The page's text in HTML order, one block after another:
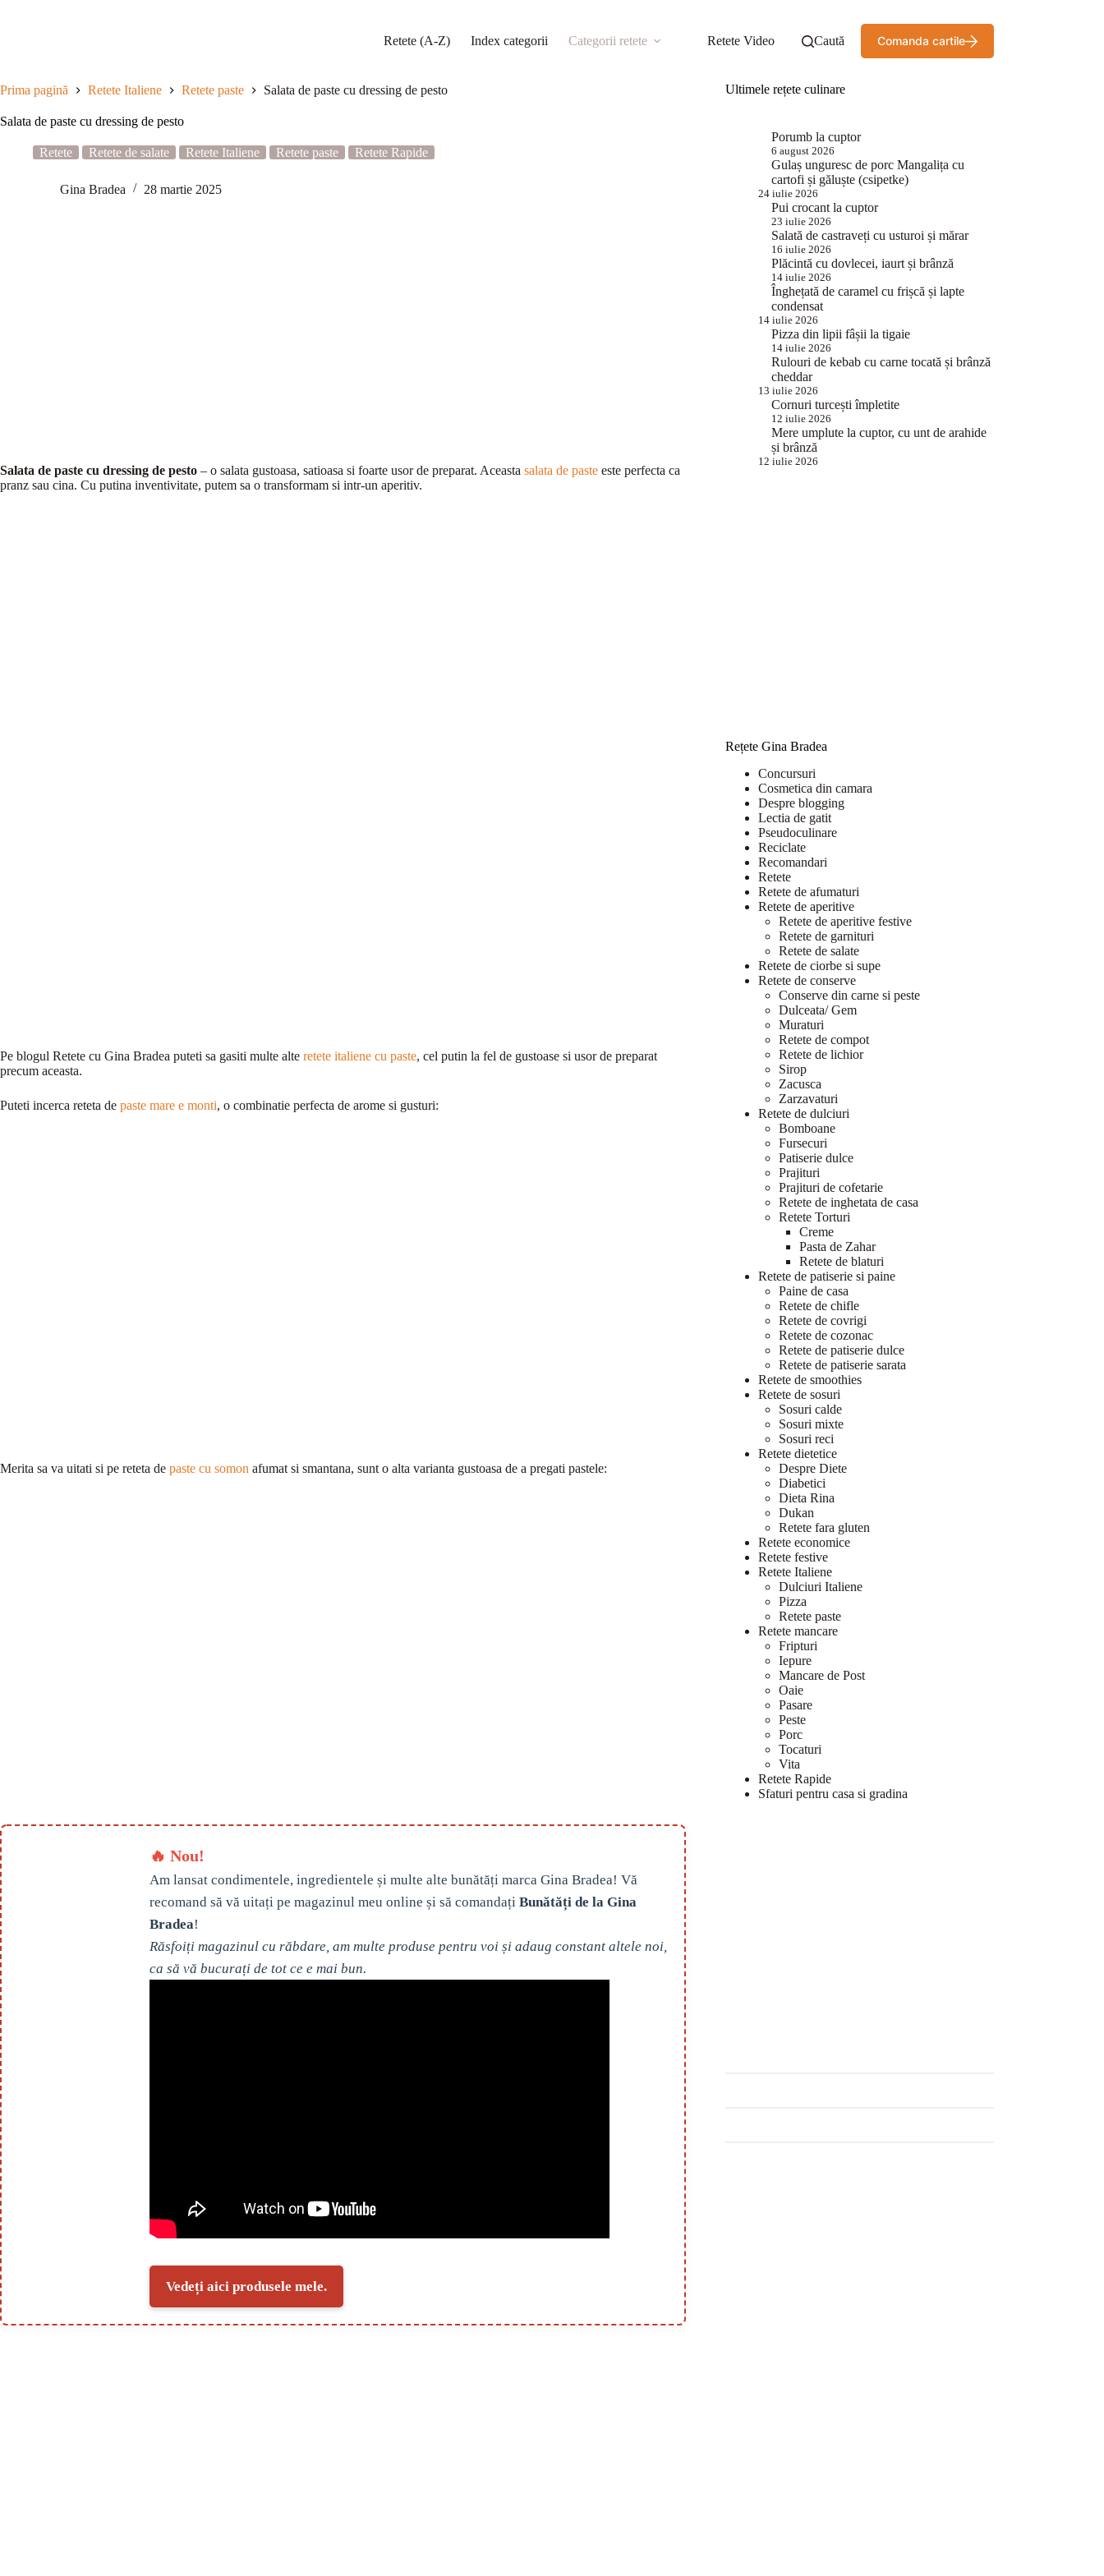
Retete (A-Z) Index categorii Categorii retete Retete Video Caută Comanda cartile
Prima pagină Retete Italiene Retete paste Salata de paste cu dressing de pesto
Salata de paste cu dressing de pesto
Retete Retete de salate Retete Italiene Retete paste Retete Rapide
Gina Bradea 28 martie 2025
Salata de paste cu dressing de pesto – o salata gustoasa, satioasa si foarte usor de preparat. Aceasta salata de paste este perfecta ca
pranz sau cina. Cu putina inventivitate, putem sa o transformam si intr-un aperitiv.
Pe blogul Retete cu Gina Bradea puteti sa gasiti multe alte retete italiene cu paste, cel putin la fel de gustoase si usor de preparat
precum aceasta.
Puteti incerca reteta de paste mare e monti, o combinatie perfecta de arome si gusturi:
Merita sa va uitati si pe reteta de paste cu somon afumat si smantana, sunt o alta varianta gustoasa de a pregati pastele:
🔥 Nou!
Am lansat condimentele, ingredientele și multe alte bunătăți marca Gina Bradea! Vă
recomand să vă uitați pe magazinul meu online și să comandați Bunătăți de la Gina
Bradea!
Răsfoiți magazinul cu răbdare, am multe produse pentru voi și adaug constant altele noi,
ca să vă bucurați de tot ce e mai bun.
Vedeți aici produsele mele.
Ultimele rețete culinare
Porumb la cuptor
6 august 2026
Gulaș unguresc de porc Mangalița cu
cartofi și găluște (csipetke)
24 iulie 2026
Pui crocant la cuptor
23 iulie 2026
Salată de castraveți cu usturoi și mărar
16 iulie 2026
Plăcintă cu dovlecei, iaurt și brânză
14 iulie 2026
Înghețată de caramel cu frișcă și lapte
condensat
14 iulie 2026
Pizza din lipii fâșii la tigaie
14 iulie 2026
Rulouri de kebab cu carne tocată și brânză
cheddar
13 iulie 2026
Cornuri turcești împletite
12 iulie 2026
Mere umplute la cuptor, cu unt de arahide
și brânză
12 iulie 2026
Rețete Gina Bradea
Concursuri
Cosmetica din camara
Despre blogging
Lectia de gatit
Pseudoculinare
Reciclate
Recomandari
Retete
Retete de afumaturi
Retete de aperitive
Retete de aperitive festive
Retete de garnituri
Retete de salate
Retete de ciorbe si supe
Retete de conserve
Conserve din carne si peste
Dulceata/ Gem
Muraturi
Retete de compot
Retete de lichior
Sirop
Zacusca
Zarzavaturi
Retete de dulciuri
Bomboane
Fursecuri
Patiserie dulce
Prajituri
Prajituri de cofetarie
Retete de inghetata de casa
Retete Torturi
Creme
Pasta de Zahar
Retete de blaturi
Retete de patiserie si paine
Paine de casa
Retete de chifle
Retete de covrigi
Retete de cozonac
Retete de patiserie dulce
Retete de patiserie sarata
Retete de smoothies
Retete de sosuri
Sosuri calde
Sosuri mixte
Sosuri reci
Retete dietetice
Despre Diete
Diabetici
Dieta Rina
Dukan
Retete fara gluten
Retete economice
Retete festive
Retete Italiene
Dulciuri Italiene
Pizza
Retete paste
Retete mancare
Fripturi
Iepure
Mancare de Post
Oaie
Pasare
Peste
Porc
Tocaturi
Vita
Retete Rapide
Sfaturi pentru casa si gradina